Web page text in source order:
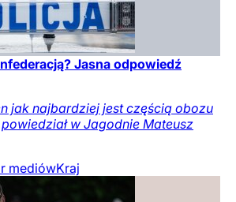
Jasna odpowiedź
jak najbardziej jest częścią obozu
w Jagodnie Mateusz
mediówKraj